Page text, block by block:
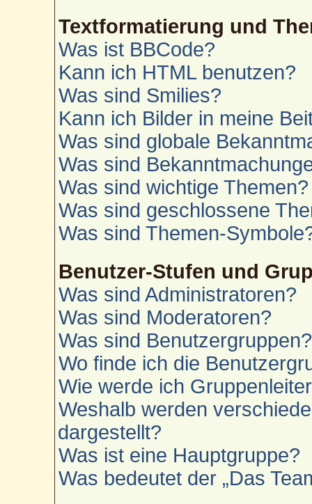
Textformatierung und
Was ist BBCode?
Kann ich HTML benutzen?
Was sind Smilies?
Kann ich Bilder in meine
Was sind globale
Was sind
Was sind wichtige Themen?
Was sind geschlossene
Was sind Themen-
Benutzer-Stufen und
Was sind Administratoren?
Was sind Moderatoren?
Was sind Benutzergruppen?
Wo finde ich die
Wie werde ich
Weshalb werden
dargestellt?
Was ist eine Hauptgruppe?
Was bedeutet der „Das